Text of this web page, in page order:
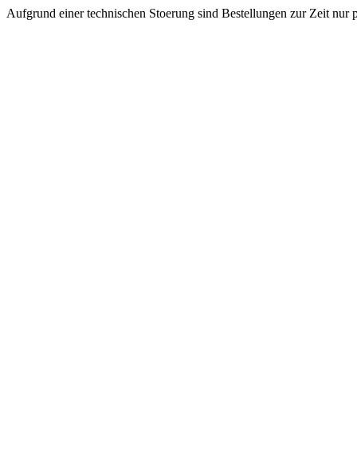
Aufgrund einer technischen Stoerung sind Bestellungen zur Zeit nur